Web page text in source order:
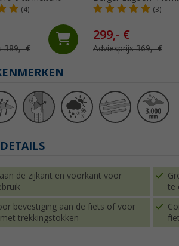
(4)
389,- €
(3)
299,- €
Adviesprijs 369,- €
de zijkant en voorkant voor
te
bevestiging aan de fiets of voor
trekkingstokken